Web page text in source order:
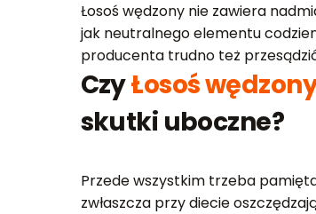
Łosoś wędzony nie zawiera
jak neutralnego elementu
producenta trudno też
CzyŁosoś
skutki uboczne?
Przede wszystkim trzeba
zwłaszcza przy diecie